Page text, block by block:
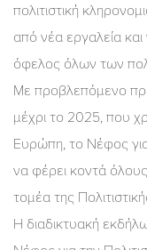
πολιτιστική
από νέα εργαλεία
όφελος όλων των
Με προβλεπόμενο
μέχρι το 2025, που
Ευρώπη, το Νέφος για
να φέρει κοντά
τομέα της
Η διαδικτυακή